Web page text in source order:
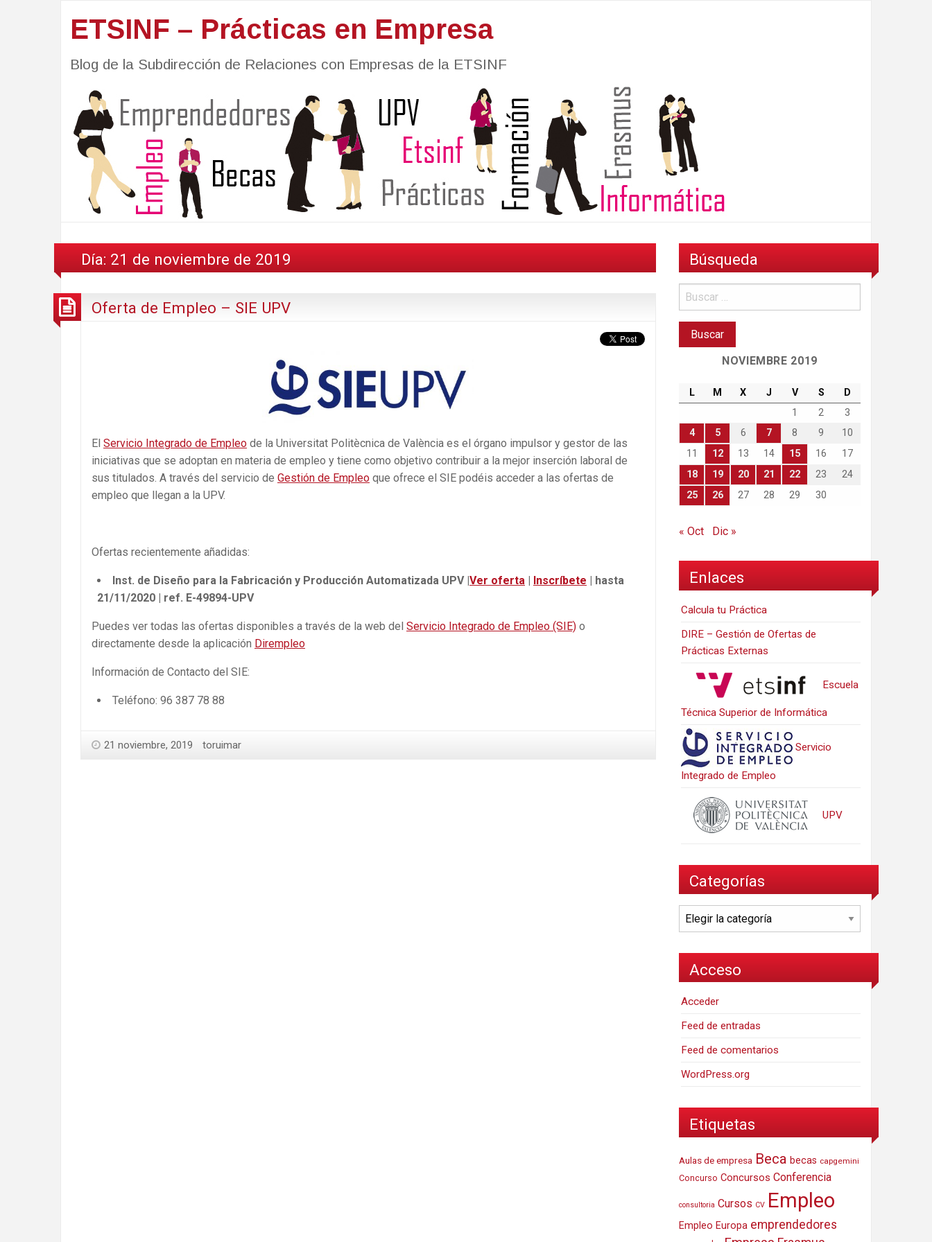
ETSINF – Prácticas en Empresa
Blog de la Subdirección de Relaciones con Empresas de la ETSINF
Día: 21 de noviembre de 2019
Oferta de Empleo – SIE UPV
El Servicio Integrado de Empleo de la Universitat Politècnica de València es el órgano impulsor y gestor de las
iniciativas que se adoptan en materia de empleo y tiene como objetivo contribuir a la mejor inserción laboral de
sus titulados. A través del servicio de Gestión de Empleo que ofrece el SIE podéis acceder a las ofertas de
empleo que llegan a la UPV.
Ofertas recientemente añadidas:
Inst. de Diseño para la Fabricación y Producción Automatizada UPV | Ver oferta Inscríbete | hasta
21/11/2020 | ref. E-49894-UPV
Puedes ver todas las ofertas disponibles a través de la web del Servicio Integrado de Empleo (SIE) o
directamente desde la aplicación Dirempleo
Información de Contacto del SIE:
Teléfono: 96 387 78 88
21 noviembre, 2019 toruimar
Búsqueda
NOVIEMBRE 2019
L M X J V S
D
1
2
3
4
5 6 7 8 9
10
11
12 13 14 15 16
17
18
19 20 21 22 23
24
25
26 27 28 29 30
« Oct Dic »
Enlaces
Calcula tu Práctica
DIRE – Gestión de Ofertas de
Prácticas Externas
Escuela
Técnica Superior de Informática
Servicio
Integrado de Empleo
UPV
Categorías
Categorías
Acceso
Acceder
Feed de entradas
Feed de comentarios
WordPress.org
Etiquetas
Aulas de empresa Beca becas capgemini
Concurso Concursos Conferencia
consultoria Cursos CV Empleo
Empleo Europa emprendedores